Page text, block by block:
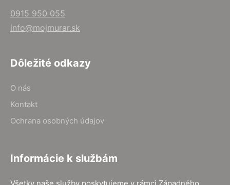
0915 950 055
info@mojmurar.sk
Dôležité odkazy
O nás
Kontakt
Ochrana osobných údajov
Informácie k službám